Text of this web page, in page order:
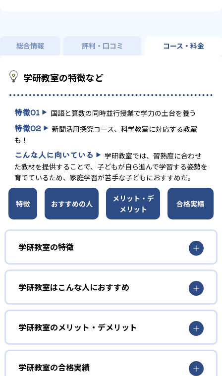
総合情報 評判・口コミ コース・料金
学研教室の特徴など
特徴01 国語と算数の同時並行授業で学力の土台を養う
特徴02
新聞活用探究コース、科学教室に対応する教室
も！
こんな人に向いている
学研教室では、習熟度に合わせ
た教材を提供することで、子どもが自ら進んで学習する姿勢を
育てているため、家庭学習が苦手な子どもにおすすめだ。
特徴 おすすめの人
メリット・デ
メリット
合格実績
学研教室の特徴
01
3歳から高校生まで「無学年方式」で個別指導
学研教室は、0･1･2歳から高校生までを対象として個別指導
解度を最優先して学習を進める「無学年方式」を採用して
いることが特徴だ。この「無学年方式」では、生徒が個々
のペースで学習することができるため、一度立ち止まって
わからないところをしっかり学習したり、余裕がある場合
はどんどん先取り学習を進めたりすることも可能である。
学研教室はこんな人におすすめ
勉強全体の底力を上げたい人向け
学研教室は、生徒の「わかった！」を重視する形で個別指
導を行っている。無理なく学習を進められるよう「無学年
方式」を採用しており、わからない問題がある場合は立ち
知識の量などで測りやすい「見える力」だけでなく、学習
学研教室のメリット・デメリット
学研教室の合格実績